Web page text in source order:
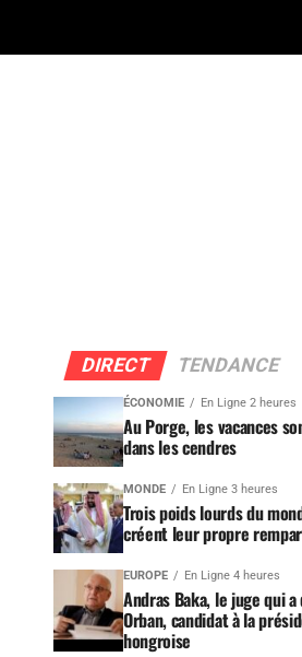
DIRECT TENDANCE
ÉCONOMIE En Ligne 2 heures
Au Porge, les vacances
dans les cendres
MONDE En Ligne 3 heures
Trois poids lourds du
créent leur propre
EUROPE En Ligne 4 heures
Andras Baka, le juge qui
Orban, candidat à la
hongroise